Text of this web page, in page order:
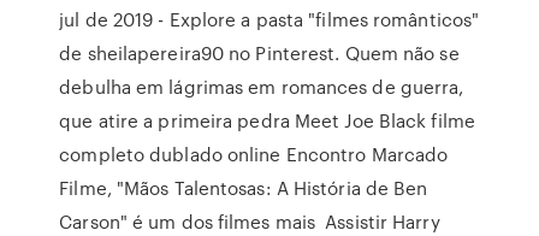
jul de 2019 - Explore a pasta "filmes românticos"
de sheilapereira90 no Pinterest. Quem não se
debulha em lágrimas em romances de guerra,
que atire a primeira pedra Meet Joe Black filme
completo dublado online Encontro Marcado
Filme, "Mãos Talentosas: A História de Ben
Carson" é um dos filmes mais Assistir Harry